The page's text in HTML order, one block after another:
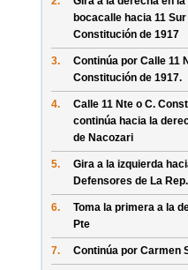
bocacalle hacia 11 Sur
Constitución de 1917
3. Continúa por Calle 11
Constitución de 1917.
4.
Calle 11 Nte o C.
continúa hacia la
de Nacozari
5. Gira a la izquierda
Defensores de La Rep.
6. Toma la primera a la
Pte
7. Continúa por Carmen